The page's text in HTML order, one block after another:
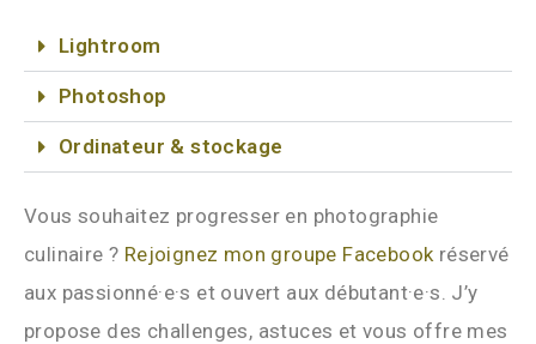
Lightroom
Photoshop
Ordinateur & stockage
Vous souhaitez progresser en photographie
culinaire ? Rejoignez mon groupe Facebook réservé
aux passionné·e·s et ouvert aux débutant·e·s. J’y
propose des challenges, astuces et vous offre mes